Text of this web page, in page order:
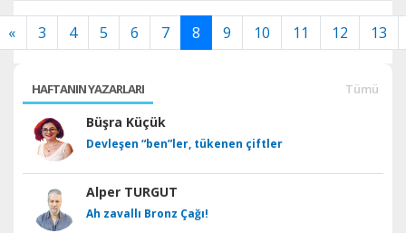
« 3 4 5 6 7 8 9 10 11 12 13
HAFTANIN YAZARLARI Tümü
Büşra Küçük
Devleşen “ben”ler, tükenen çiftler
Alper TURGUT
Ah zavallı Bronz Çağı!